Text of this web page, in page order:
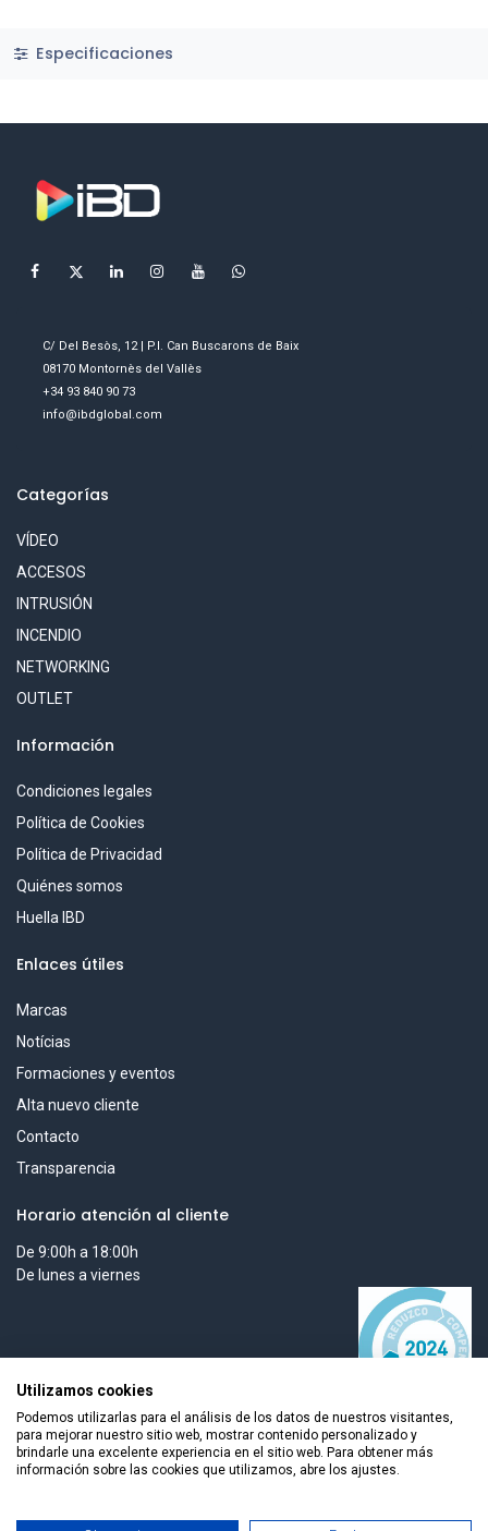
Especificaciones
C/ Del Besòs, 12 | P.I. Can Buscarons de Baix
08170 Montornès del Vallès
+34 93 840 90 73
info@ibdglobal.com
Categorías
VÍDEO
ACCESOS
INTRUSIÓN
INCENDIO
NETWORKING
OUTLET
Información
Condiciones legales
Política de Cookies
Política de Privacidad
Quiénes somos
Huella IBD
Enlaces útiles
Marcas
Notícias
Formaciones y eventos
Alta nuevo cliente
Contacto
Transparencia
Horario atención al cliente
De 9:00h a 18:00h
De lunes a viernes
Todos los derechos reservados © 2026 Smart Tech Ibd Global
Utilizamos cookies
Podemos utilizarlas para el análisis de los datos de nuestros visitantes,
para mejorar nuestro sitio web, mostrar contenido personalizado y
brindarle una excelente experiencia en el sitio web. Para obtener más
información sobre las cookies que utilizamos, abre los ajustes.